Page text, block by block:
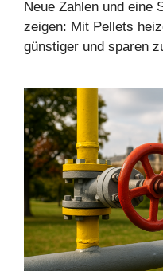
Neue Zahlen und eine
zeigen: Mit Pellets
günstiger und sparen